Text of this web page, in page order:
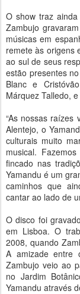
O show traz
Zambujo
músicas em
remete às origens
ao sul de seus
estão presentes
Blanc e
Márquez Talledo,
“As nossas
Alentejo, o
culturais muito
musical.
fincado nas
Yamandu é um
caminhos que
cantar ao lado de
O disco foi
em Lisboa. O
2008, quando
A amizade entre
Zambujo veio ao
no Jardim
Yamandu através